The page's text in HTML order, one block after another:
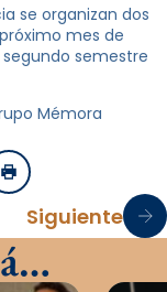
se organizan dos
mes de
semestre
Mémora
Imprimir
Siguiente